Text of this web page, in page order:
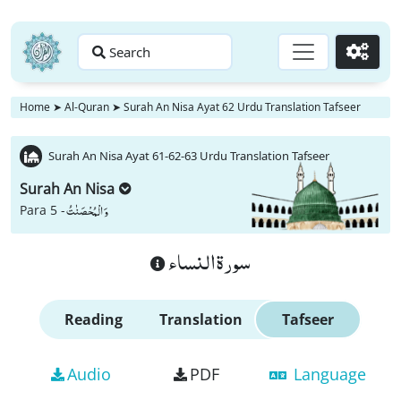
Search Go
Home ➤ Al-Quran ➤ Surah An Nisa Ayat 62 Urdu Translation Tafseer
Surah An Nisa Ayat 61-62-63 Urdu Translation Tafseer
Surah An Nisa
Para 5 -وَ الْمُحْصَنٰتُ
سورة النساء
Reading Translation Tafseer
Audio PDF Language